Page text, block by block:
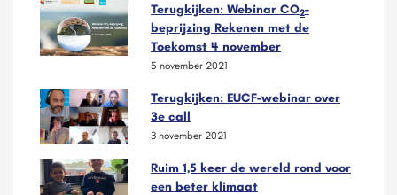
Terugkijken: Webinar CO2-
beprijzing Rekenen met de
Toekomst 4 november
5 november 2021
Terugkijken: EUCF-webinar over
3e call
3 november 2021
Ruim 1,5 keer de wereld rond voor
een beter klimaat